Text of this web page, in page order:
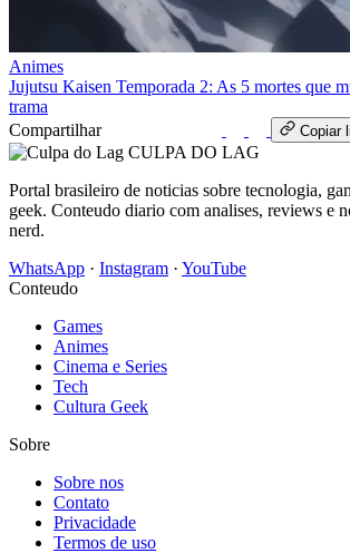
Animes
Jujutsu Kaisen Temporada 2: As 5 mortes que
trama
Compartilhar
Copiar
CULPA DO LAG
Portal brasileiro de noticias sobre tecnologia,
geek. Conteudo diario com analises, reviews e
nerd.
WhatsApp · Instagram · YouTube
Conteudo
Games
Animes
Cinema e Series
Tech
Cultura Geek
Sobre
Sobre nos
Contato
Privacidade
Termos de uso